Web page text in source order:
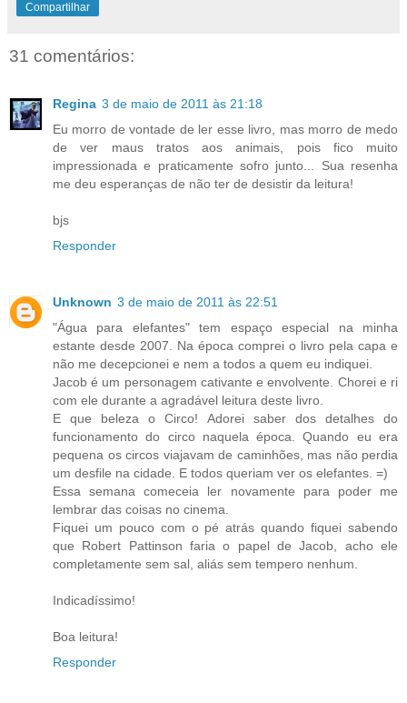
Compartilhar
31 comentários:
Regina 3 de maio de 2011 às 21:18
Eu morro de vontade de ler esse livro, mas morro de medo
de ver maus tratos aos animais, pois fico muito
impressionada e praticamente sofro junto... Sua resenha
me deu esperanças de não ter de desistir da leitura!
bjs
Responder
Unknown 3 de maio de 2011 às 22:51
"Água para elefantes" tem espaço especial na minha
estante desde 2007. Na época comprei o livro pela capa e
não me decepcionei e nem a todos a quem eu indiquei.
Jacob é um personagem cativante e envolvente. Chorei e ri
com ele durante a agradável leitura deste livro.
E que beleza o Circo! Adorei saber dos detalhes do
funcionamento do circo naquela época. Quando eu era
pequena os circos viajavam de caminhões, mas não perdia
um desfile na cidade. E todos queriam ver os elefantes. =)
Essa semana comeceia ler novamente para poder me
lembrar das coisas no cinema.
Fiquei um pouco com o pé atrás quando fiquei sabendo
que Robert Pattinson faria o papel de Jacob, acho ele
completamente sem sal, aliás sem tempero nenhum.
Indicadíssimo!
Boa leitura!
Responder